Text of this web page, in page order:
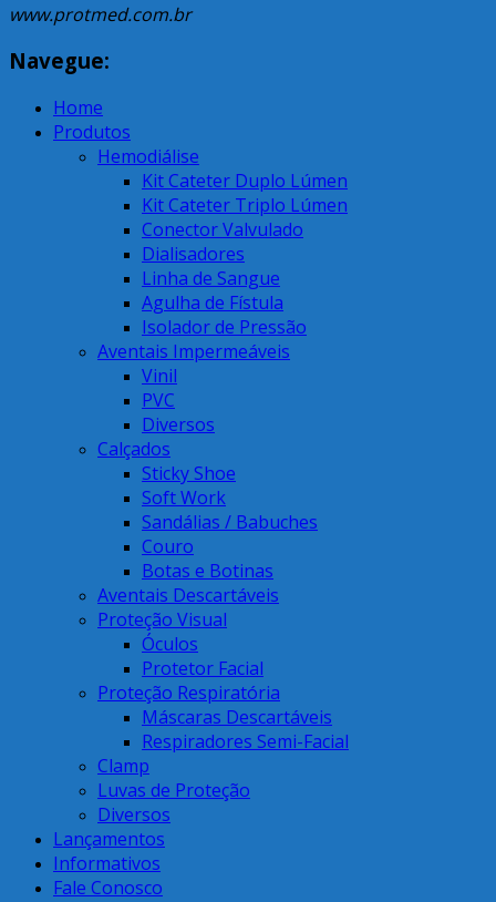
www.protmed.com.br
Navegue:
Home
Produtos
Hemodiálise
Kit Cateter Duplo Lúmen
Kit Cateter Triplo Lúmen
Conector Valvulado
Dialisadores
Linha de Sangue
Agulha de Fístula
Isolador de Pressão
Aventais Impermeáveis
Vinil
PVC
Diversos
Calçados
Sticky Shoe
Soft Work
Sandálias / Babuches
Couro
Botas e Botinas
Aventais Descartáveis
Proteção Visual
Óculos
Protetor Facial
Proteção Respiratória
Máscaras Descartáveis
Respiradores Semi-Facial
Clamp
Luvas de Proteção
Diversos
Lançamentos
Informativos
Fale Conosco